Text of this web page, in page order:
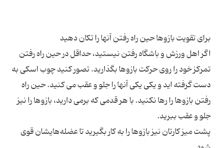
اگر اهل ورزش و باشگاه رفتن نیستید، حداقل در حین راه رفتن
تمرکز خود را روی حرکت بازوها بگذارید. تصور کنید چوب اسکی به
دست گرفته اید و یکی یکی آنها را جلو و عقب می کنید. حین راه
رفتن بازوها را رها نکنید. با هر قدمی که برمی دارید، بازوها را نیز
پشت میز کارتان نیز بازوها را به کار بگیرید تا عضله‌هایشان قوی